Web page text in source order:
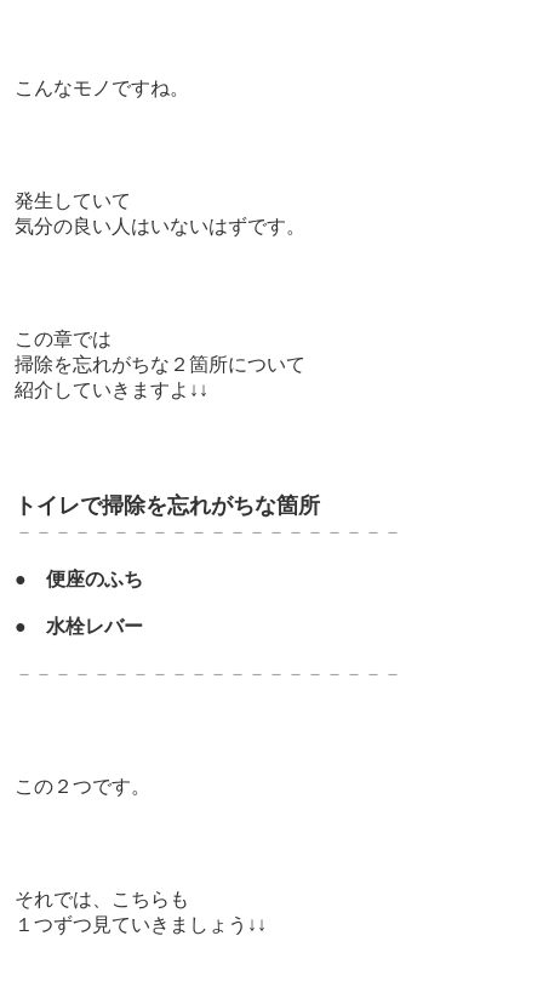
こんなモノですね。
発生していて
気分の良い人はいないはずです。
この章では
掃除を忘れがちな２箇所について
紹介していきますよ↓↓
トイレで掃除を忘れがちな箇所
－－－－－－－－－－－－－－－－－－－－
● 便座のふち
● 水栓レバー
－－－－－－－－－－－－－－－－－－－－
この２つです。
それでは、こちらも
１つずつ見ていきましょう↓↓